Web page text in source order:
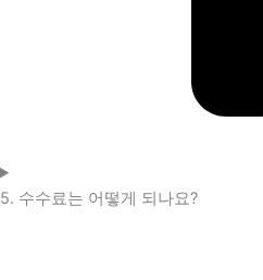
5. 수수료는 어떻게 되나요?